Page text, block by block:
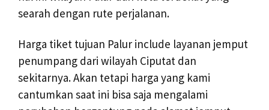
searah dengan rute perjalanan.
Harga tiket tujuan Palur include layanan jemput
penumpang dari wilayah Ciputat dan
sekitarnya. Akan tetapi harga yang kami
cantumkan saat ini bisa saja mengalami